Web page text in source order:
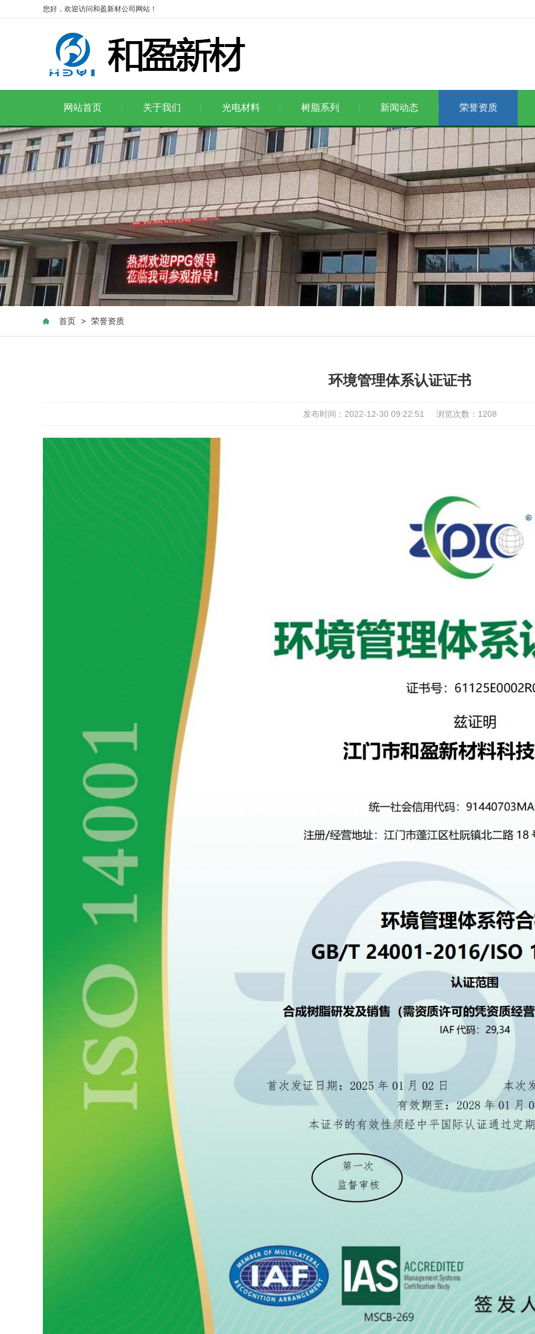
您好，欢迎访问和盈新材公司网站！
网站首页 关于我们 光电材料 树脂系列 新闻动态 荣誉资质
首页 > 荣誉资质
环境管理体系认证证书
发布时间：2022-12-30 09:22:51 浏览次数： 1208